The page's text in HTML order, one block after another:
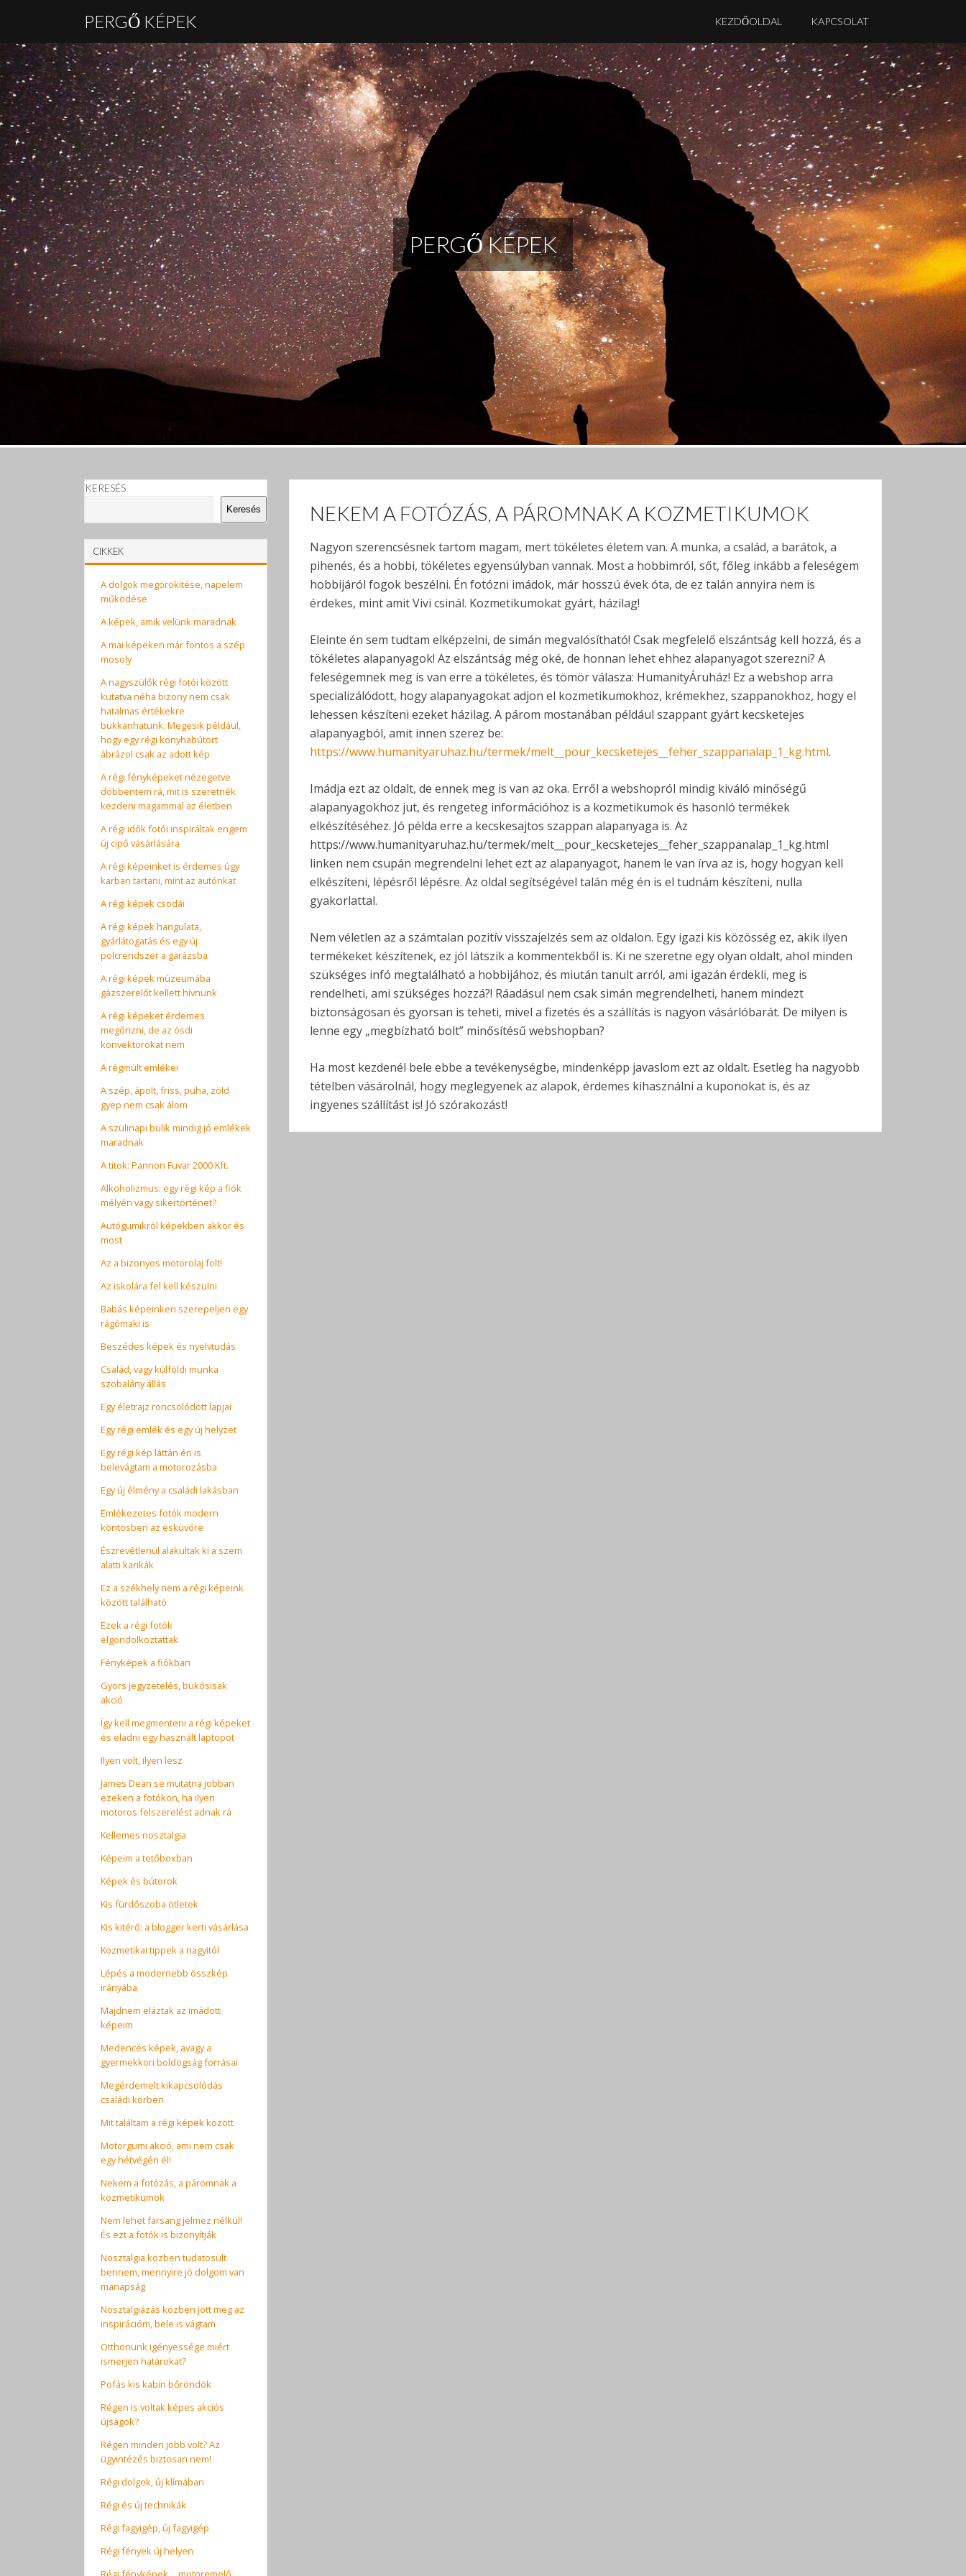
PERGŐ KÉPEK KEZDŐOLDAL KAPCSOLAT
PERGŐ KÉPEK
NEKEM A FOTÓZÁS, A PÁROMNAK A KOZMETIKUMOK
Nagyon szerencsésnek tartom magam, mert tökéletes életem van. A munka, a család, a barátok, a
pihenés, és a hobbi, tökéletes egyensúlyban vannak. Most a hobbimról, sőt, főleg inkább a feleségem
hobbijáról fogok beszélni. Én fotózni imádok, már hosszú évek óta, de ez talán annyira nem is
érdekes, mint amit Vivi csinál. Kozmetikumokat gyárt, házilag!
Eleinte én sem tudtam elképzelni, de simán megvalósítható! Csak megfelelő elszántság kell hozzá, és a
tökéletes alapanyagok! Az elszántság még oké, de honnan lehet ehhez alapanyagot szerezni? A
feleségemnek meg is van erre a tökéletes, és tömör válasza: HumanityÁruház! Ez a webshop arra
specializálódott, hogy alapanyagokat adjon el kozmetikumokhoz, krémekhez, szappanokhoz, hogy el
lehessen készíteni ezeket házilag. A párom mostanában például szappant gyárt kecsketejes
alapanyagból, amit innen szerez be:
https://www.humanityaruhaz.hu/termek/melt__pour_kecsketejes__feher_szappanalap_1_kg.html.
Imádja ezt az oldalt, de ennek meg is van az oka. Erről a webshopról mindig kiváló minőségű
alapanyagokhoz jut, és rengeteg információhoz is a kozmetikumok és hasonló termékek
elkészítéséhez. Jó példa erre a kecskesajtos szappan alapanyaga is. Az
https://www.humanityaruhaz.hu/termek/melt__pour_kecsketejes__feher_szappanalap_1_kg.html
linken nem csupán megrendelni lehet ezt az alapanyagot, hanem le van írva az is, hogy hogyan kell
elkészíteni, lépésről lépésre. Az oldal segítségével talán még én is el tudnám készíteni, nulla
gyakorlattal.
Nem véletlen az a számtalan pozitív visszajelzés sem az oldalon. Egy igazi kis közösség ez, akik ilyen
termékeket készítenek, ez jól látszik a kommentekből is. Ki ne szeretne egy olyan oldalt, ahol minden
szükséges infó megtalálható a hobbijához, és miután tanult arról, ami igazán érdekli, meg is
rendelheti, ami szükséges hozzá?! Ráadásul nem csak simán megrendelheti, hanem mindezt
biztonságosan és gyorsan is teheti, mivel a fizetés és a szállítás is nagyon vásárlóbarát. De milyen is
lenne egy „megbízható bolt” minősítésű webshopban?
Ha most kezdenél bele ebbe a tevékenységbe, mindenképp javaslom ezt az oldalt. Esetleg ha nagyobb
tételben vásárolnál, hogy meglegyenek az alapok, érdemes kihasználni a kuponokat is, és az
ingyenes szállítást is! Jó szórakozást!
KERESÉS
Keresés
CIKKEK
A dolgok megörökítése, napelem
működése
A képek, amik velünk maradnak
A mai képeken már fontos a szép
mosoly
A nagyszülők régi fotói között
kutatva néha bizony nem csak
hatalmas értékekre
bukkanhatunk. Megesik például,
hogy egy régi konyhabútort
ábrázol csak az adott kép
A régi fényképeket nézegetve
döbbentem rá, mit is szeretnék
kezdeni magammal az életben
A régi idők fotói inspiráltak engem
új cipő vásárlására
A régi képeinket is érdemes úgy
karban tartani, mint az autónkat
A régi képek csodái
A régi képek hangulata,
gyárlátogatás és egy új
polcrendszer a garázsba
A régi képek múzeumába
gázszerelőt kellett hívnunk
A régi képeket érdemes
megőrizni, de az ósdi
konvektorokat nem
A régmúlt emlékei
A szép, ápolt, friss, puha, zöld
gyep nem csak álom
A szülinapi bulik mindig jó emlékek
maradnak
A titok: Pannon Fuvar 2000 Kft.
Alkoholizmus: egy régi kép a fiók
mélyén vagy sikertörténet?
Autógumikról képekben akkor és
most
Az a bizonyos motorolaj folt!
Az iskolára fel kell készülni
Babás képeinken szerepeljen egy
rágómaki is
Beszédes képek és nyelvtudás
Család, vagy külföldi munka
szobalány állás
Egy életrajz roncsolódott lapjai
Egy régi emlék és egy új helyzet
Egy régi kép láttán én is
belevágtam a motorozásba
Egy új élmény a családi lakásban
Emlékezetes fotók modern
köntösben az esküvőre
Észrevétlenül alakultak ki a szem
alatti karikák
Ez a székhely nem a régi képeink
között található
Ezek a régi fotók
elgondolkoztattak
Fényképek a fiókban
Gyors jegyzetelés, bukósisak
akció
Így kell megmenteni a régi képeket
és eladni egy használt laptopot
Ilyen volt, ilyen lesz
James Dean se mutatna jobban
ezeken a fotókon, ha ilyen
motoros felszerelést adnak rá
Kellemes nosztalgia
Képeim a tetőboxban
Képek és bútorok
Kis fürdőszoba ötletek
Kis kitérő: a blogger kerti vásárlása
Kozmetikai tippek a nagyitól
Lépés a modernebb összkép
irányába
Majdnem eláztak az imádott
képeim
Medencés képek, avagy a
gyermekkori boldogság forrásai
Megérdemelt kikapcsolódás
családi körben
Mit találtam a régi képek között
Motorgumi akció, ami nem csak
egy hétvégén él!
Nekem a fotózás, a páromnak a
kozmetikumok
Nem lehet farsang jelmez nélkül!
És ezt a fotók is bizonyítják
Nosztalgia közben tudatosult
bennem, mennyire jó dolgom van
manapság
Nosztalgiázás közben jött meg az
inspirációm, bele is vágtam
Otthonunk igényessége miért
ismerjen határokat?
Pofás kis kabin bőröndök
Régen is voltak képes akciós
újságok?
Régen minden jobb volt? Az
ügyintézés biztosan nem!
Régi dolgok, új klímában
Régi és új technikák
Régi fagyigép, új fagyigép
Régi fények új helyen